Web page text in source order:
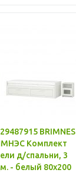
BRIMNES
Комплект
д/спальни, 3
- белый 80x200